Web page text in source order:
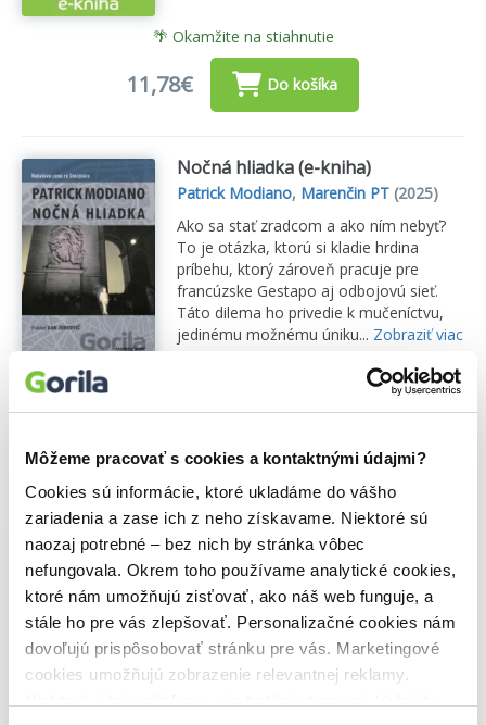
Môžeme pracovať s cookies a kontaktnými údajmi?
Cookies sú informácie, ktoré ukladáme do vášho
zariadenia a zase ich z neho získavame. Niektoré sú
naozaj potrebné – bez nich by stránka vôbec
nefungovala. Okrem toho používame analytické cookies,
ktoré nám umožňujú zisťovať, ako náš web funguje, a
stále ho pre vás zlepšovať. Personalizačné cookies nám
dovoľujú prispôsobovať stránku pre vás. Marketingové
cookies umožňujú zobrazenie relevantnej reklamy.
🌴 Okamžite na stiahnutie
11,78€ Do košíka
Nočná hliadka (e-kniha)
Patrick Modiano, Marenčin PT(2025)
Ako sa stať zradcom a ako ním nebyť?
To je otázka, ktorú si kladie hrdina
príbehu, ktorý zároveň pracuje pre
francúzske Gestapo aj odbojovú sieť.
Táto dilema ho privedie k mučeníctvu,
jedinému možnému úniku... Zobraziť viac
13,76€ Do košíka
Nočná hliadka
Patrick Modiano Marenčin PT
(2026)
Ako sa stať zradcom a ako ním nebyť?
To je otázka, ktorú si kladie hrdina
príbehu, ktorý zároveň pracuje pre
francúzske Gestapo aj odbojovú sieť.
Táto dilema ho privedie k mučeníctvu,
jedinému možnému úniku...Zobraziť viac